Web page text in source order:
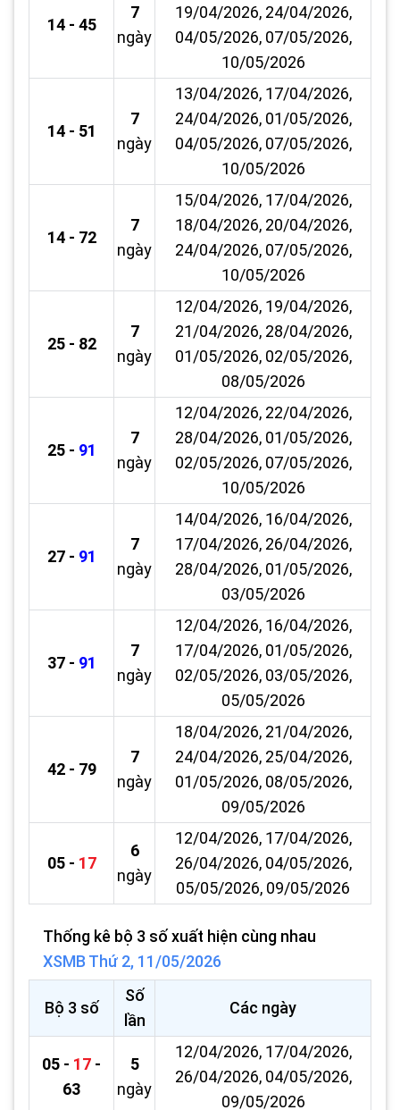
14 - 45
7
ngày
19/04/2026, 24/04/2026,
04/05/2026, 07/05/2026,
10/05/2026
14 - 51
7
ngày
13/04/2026, 17/04/2026,
24/04/2026, 01/05/2026,
04/05/2026, 07/05/2026,
10/05/2026
14 - 72
7
ngày
15/04/2026, 17/04/2026,
18/04/2026, 20/04/2026,
24/04/2026, 07/05/2026,
10/05/2026
25 - 82
7
ngày
12/04/2026, 19/04/2026,
21/04/2026, 28/04/2026,
01/05/2026, 02/05/2026,
08/05/2026
25 - 91
7
ngày
12/04/2026, 22/04/2026,
28/04/2026, 01/05/2026,
02/05/2026, 07/05/2026,
10/05/2026
27 - 91
7
ngày
14/04/2026, 16/04/2026,
17/04/2026, 26/04/2026,
28/04/2026, 01/05/2026,
03/05/2026
37 - 91
7
ngày
12/04/2026, 16/04/2026,
17/04/2026, 01/05/2026,
02/05/2026, 03/05/2026,
05/05/2026
42 - 79
7
ngày
18/04/2026, 21/04/2026,
24/04/2026, 25/04/2026,
01/05/2026, 08/05/2026,
09/05/2026
05 - 17
6
ngày
12/04/2026, 17/04/2026,
26/04/2026, 04/05/2026,
05/05/2026, 09/05/2026
Thống kê bộ 3 số xuất hiện cùng nhau
XSMB Thứ 2, 11/05/2026
Bộ 3 số
Số
lần
Các ngày
05 - 17 -
63
5
ngày
12/04/2026, 17/04/2026,
26/04/2026, 04/05/2026,
09/05/2026